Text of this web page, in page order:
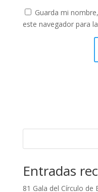
Guarda mi
este navegador para
Entradas
81 Gala del Círculo